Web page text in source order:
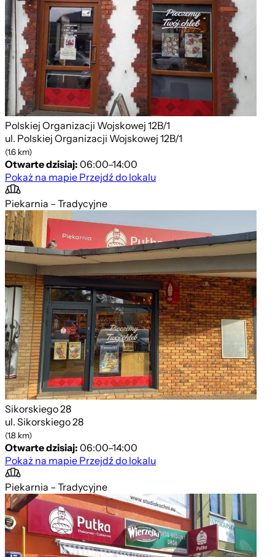
Polskiej Organizacji Wojskowej 12B/1
ul. Polskiej Organizacji Wojskowej 12B/1
(1.6 km)
Otwarte dzisiaj:06:00–14:00
Pokaż na mapiePrzejdź do lokalu
Piekarnia – Tradycyjne
Sikorskiego 28
ul. Sikorskiego 28
(1.8 km)
Otwarte dzisiaj:06:00–14:00
Pokaż na mapiePrzejdź do lokalu
Piekarnia – Tradycyjne